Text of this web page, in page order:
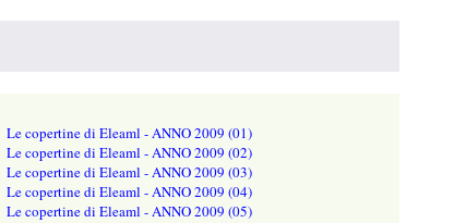
Le copertine di Eleaml - ANNO 2009 (01)
Le copertine di Eleaml - ANNO 2009 (02)
Le copertine di Eleaml - ANNO 2009 (03)
Le copertine di Eleaml - ANNO 2009 (04)
Le copertine di Eleaml - ANNO 2009 (05)